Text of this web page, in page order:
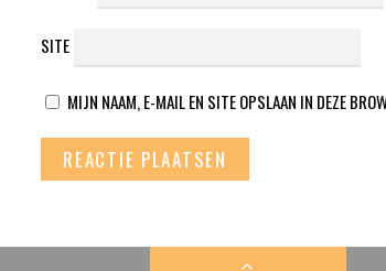
SITE
MIJN NAAM, E-MAIL EN SITE OPSLAAN IN DEZE